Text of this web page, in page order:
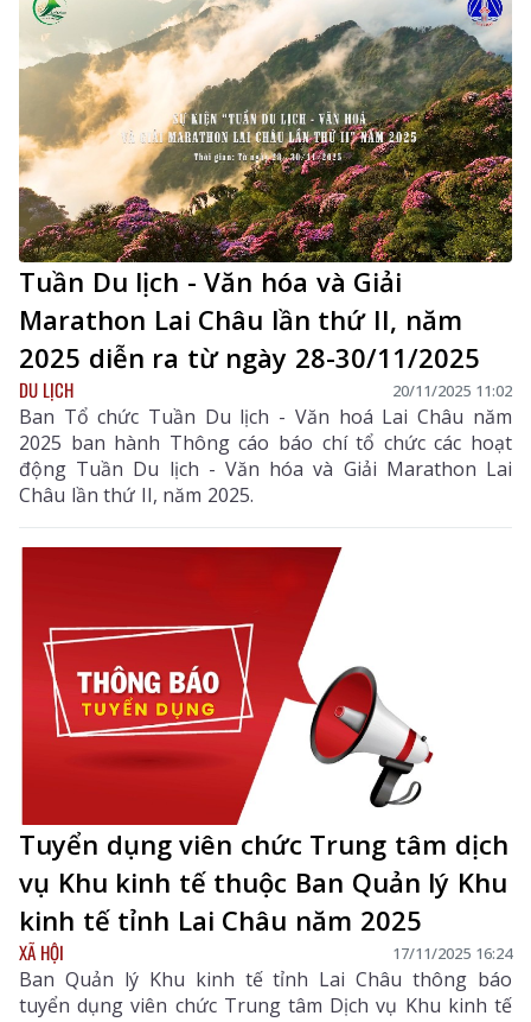
Tuần Du lịch - Văn hóa và Giải
Marathon Lai Châu lần thứ II, năm
2025 diễn ra từ ngày 28-30/11/2025
DU LỊCH 20/11/2025 11:02
Ban Tổ chức Tuần Du lịch - Văn hoá Lai Châu năm
2025 ban hành Thông cáo báo chí tổ chức các hoạt
động Tuần Du lịch - Văn hóa và Giải Marathon Lai
Châu lần thứ II, năm 2025.
Tuyển dụng viên chức Trung tâm dịch
vụ Khu kinh tế thuộc Ban Quản lý Khu
kinh tế tỉnh Lai Châu năm 2025
XÃ HỘI 17/11/2025 16:24
Ban Quản lý Khu kinh tế tỉnh Lai Châu thông báo
tuyển dụng viên chức Trung tâm Dịch vụ Khu kinh tế